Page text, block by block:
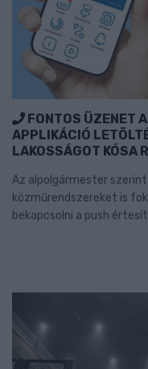
FONTOS ÜZENET
APPLIKÁCIÓ
LAKOSSÁGOT KÓSA
Az alpolgármester szerint
közműrendszereket is
bekapcsolni a push